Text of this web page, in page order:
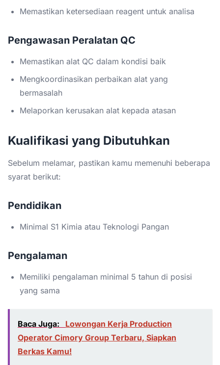
Memastikan ketersediaan reagent untuk analisa
Pengawasan Peralatan QC
Memastikan alat QC dalam kondisi baik
Mengkoordinasikan perbaikan alat yang
bermasalah
Melaporkan kerusakan alat kepada atasan
Kualifikasi yang Dibutuhkan
Sebelum melamar, pastikan kamu memenuhi beberapa
syarat berikut:
Pendidikan
Minimal S1 Kimia atau Teknologi Pangan
Pengalaman
Memiliki pengalaman minimal 5 tahun di posisi
yang sama
Baca Juga:
Lowongan Kerja Production
Operator Cimory Group Terbaru, Siapkan
Berkas Kamu!